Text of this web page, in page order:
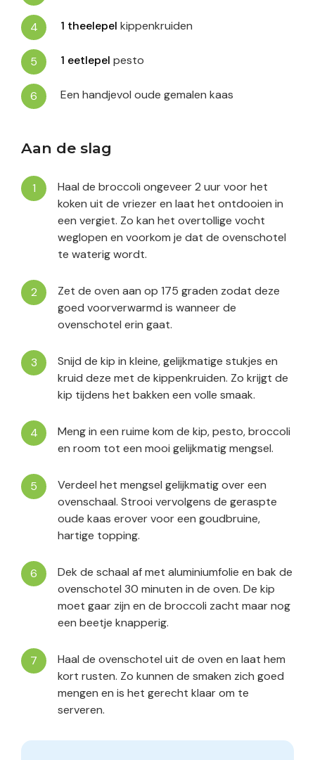
1 theelepel kippenkruiden
1 eetlepel pesto
Een handjevol oude gemalen kaas
Aan de slag
Haal de broccoli ongeveer 2 uur voor het
koken uit de vriezer en laat het ontdooien in
een vergiet. Zo kan het overtollige vocht
weglopen en voorkom je dat de ovenschotel
te waterig wordt.
Zet de oven aan op 175 graden zodat deze
goed voorverwarmd is wanneer de
ovenschotel erin gaat.
Snijd de kip in kleine, gelijkmatige stukjes en
kruid deze met de kippenkruiden. Zo krijgt de
kip tijdens het bakken een volle smaak.
Meng in een ruime kom de kip, pesto, broccoli
en room tot een mooi gelijkmatig mengsel.
Verdeel het mengsel gelijkmatig over een
ovenschaal. Strooi vervolgens de geraspte
oude kaas erover voor een goudbruine,
hartige topping.
Dek de schaal af met aluminiumfolie en bak de
ovenschotel 30 minuten in de oven. De kip
moet gaar zijn en de broccoli zacht maar nog
een beetje knapperig.
Haal de ovenschotel uit de oven en laat hem
kort rusten. Zo kunnen de smaken zich goed
mengen en is het gerecht klaar om te
serveren.